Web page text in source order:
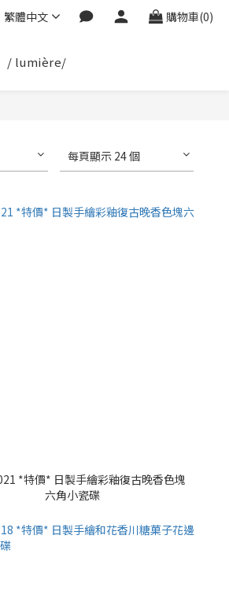
繁體中文 購物車(0)
/ lumière/
每頁顯示 24 個
*特價* 日製手繪彩釉復古晚香色塊
六角小瓷碟